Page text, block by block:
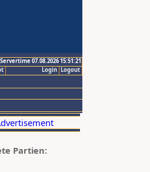
Servertime 07.08.2026 15:51:21
Logout
Login
Partien: